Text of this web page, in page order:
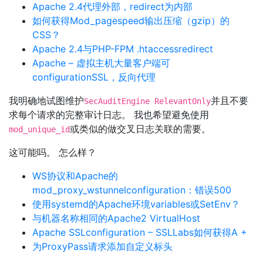
Apache 2.4代理外部，redirect为内部
如何获得Mod_pagespeed输出压缩（gzip）的
CSS？
Apache 2.4与PHP-FPM .htaccessredirect
Apache – 虚拟主机大量客户端可
configurationSSL，反向代理
我明确地试图维护SecAuditEngine RelevantOnly并且不要
求每个请求的完整审计日志。 我也希望避免使用
mod_unique_id或类似的做交叉日志关联的需要。
这可能吗。 怎么样？
WS协议和Apache的
mod_proxy_wstunnelconfiguration：错误500
使用systemd的Apache环境variables或SetEnv？
与机器名称相同的Apache2 VirtualHost
Apache SSLconfiguration – SSLLabs如何获得A +
为ProxyPass请求添加自定义标头